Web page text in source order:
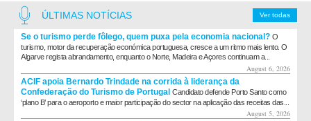
Ver todas
ÚLTIMAS NOTÍCIAS
Se o turismo perde fôlego, quem puxa pela economia nacional? O
turismo, motor da recuperação económica portuguesa, cresce a um ritmo mais lento. O
Algarve regista abrandamento, enquanto o Norte, Madeira e Açores continuam a...
August 6, 2026
ACIF apoia Bernardo Trindade na corrida à liderança da
Confederação do Turismo de Portugal Candidato defende Porto Santo como
‘plano B’ para o aeroporto e maior participação do sector na aplicação das receitas das...
August 5, 2026